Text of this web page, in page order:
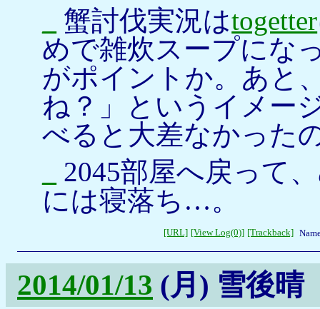
蟹討伐実況はtogetter
めで雑炊スープにな
がポイントか。あと
ね？」というイメー
べると大差なかった
2045部屋へ戻って
には寝落ち…。
[URL] [View Log(0)] [Trackback]
2014/01/13 (月) 雪後晴